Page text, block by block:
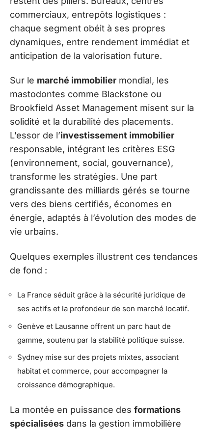
commerciaux, entrepôts logistiques :
chaque segment obéit à ses propres
dynamiques, entre rendement immédiat et
anticipation de la valorisation future.
Sur le marché immobilier mondial, les
mastodontes comme Blackstone ou
Brookfield Asset Management misent sur la
solidité et la durabilité des placements.
L’essor de l’investissement immobilier
responsable, intégrant les critères ESG
(environnement, social, gouvernance),
transforme les stratégies. Une part
grandissante des milliards gérés se tourne
vers des biens certifiés, économes en
énergie, adaptés à l’évolution des modes de
vie urbains.
Quelques exemples illustrent ces tendances
de fond :
La France séduit grâce à la sécurité juridique de
ses actifs et la profondeur de son marché locatif.
Genève et Lausanne offrent un parc haut de
gamme, soutenu par la stabilité politique suisse.
Sydney mise sur des projets mixtes, associant
habitat et commerce, pour accompagner la
croissance démographique.
La montée en puissance des formations
spécialisées dans la gestion immobilière